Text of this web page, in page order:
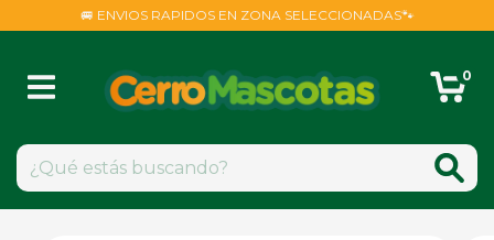
🚐 ENVIOS RAPIDOS EN ZONA SELECCIONADAS🐾
0